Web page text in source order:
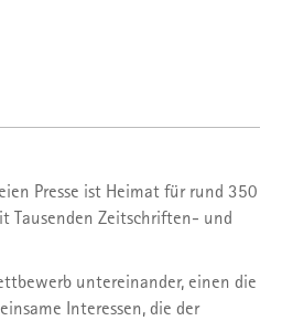
Presse ist Heimat für rund 350
Tausenden Zeitschriften- und
untereinander, einen die
Interessen, die der